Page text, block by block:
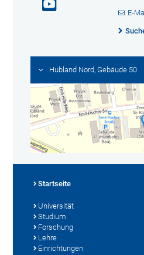
E-
Hubland Nord, Gebäude 50
Startseite
Universität
Studium
Forschung
Lehre
Einrichtungen